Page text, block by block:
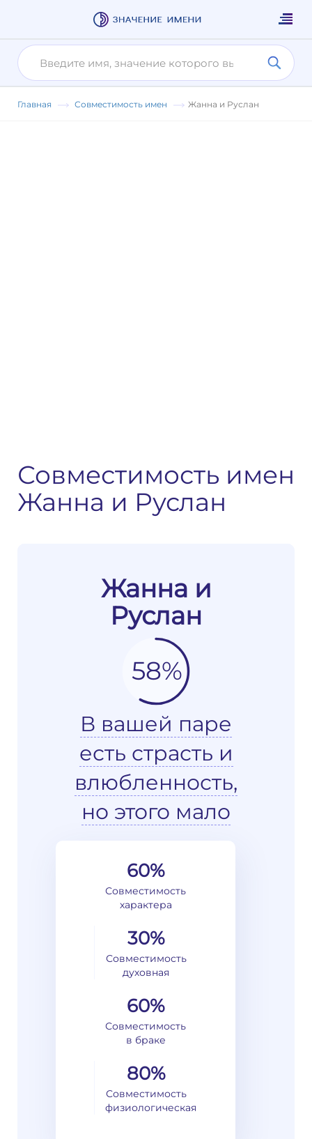
Главная Совместимость имен Жанна и Руслан
Совместимость имен
Жанна и Руслан
Жанна и
Руслан
58%
В вашей паре
есть страсть и
влюбленность,
но этого мало
60%
Совместимость
характера
30%
Совместимость
духовная
60%
Совместимость
в браке
80%
Совместимость
физиологическая